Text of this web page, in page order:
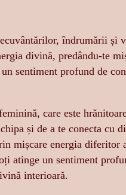
îndrumării și
divină, predându-te
sentiment profund de
care este
și de a te conecta cu
mișcare energia diferitor
atinge un sentiment
interioară.